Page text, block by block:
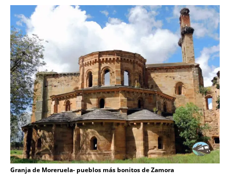
Granja de Moreruela- pueblos más bonitos de Zamora